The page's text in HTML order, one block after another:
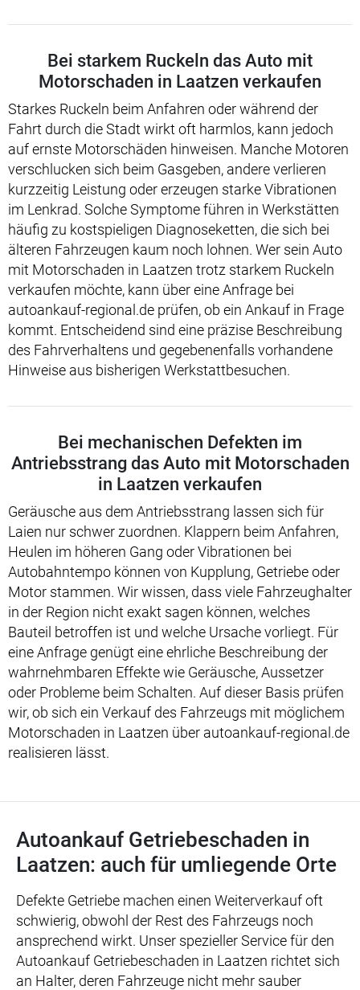
Bei starkem Ruckeln das Auto mit
Motorschaden in Laatzen verkaufen
Starkes Ruckeln beim Anfahren oder während der
Fahrt durch die Stadt wirkt oft harmlos, kann jedoch
auf ernste Motorschäden hinweisen. Manche Motoren
verschlucken sich beim Gasgeben, andere verlieren
kurzzeitig Leistung oder erzeugen starke Vibrationen
im Lenkrad. Solche Symptome führen in Werkstätten
häufig zu kostspieligen Diagnoseketten, die sich bei
älteren Fahrzeugen kaum noch lohnen. Wer sein Auto
mit Motorschaden in Laatzen trotz starkem Ruckeln
verkaufen möchte, kann über eine Anfrage bei
autoankauf-regional.de prüfen, ob ein Ankauf in Frage
kommt. Entscheidend sind eine präzise Beschreibung
des Fahrverhaltens und gegebenenfalls vorhandene
Hinweise aus bisherigen Werkstattbesuchen.
Bei mechanischen Defekten im
Antriebsstrang das Auto mit Motorschaden
in Laatzen verkaufen
Geräusche aus dem Antriebsstrang lassen sich für
Laien nur schwer zuordnen. Klappern beim Anfahren,
Heulen im höheren Gang oder Vibrationen bei
Autobahntempo können von Kupplung, Getriebe oder
Motor stammen. Wir wissen, dass viele Fahrzeughalter
in der Region nicht exakt sagen können, welches
Bauteil betroffen ist und welche Ursache vorliegt. Für
eine Anfrage genügt eine ehrliche Beschreibung der
wahrnehmbaren Effekte wie Geräusche, Aussetzer
oder Probleme beim Schalten. Auf dieser Basis prüfen
wir, ob sich ein Verkauf des Fahrzeugs mit möglichem
Motorschaden in Laatzen über autoankauf-regional.de
realisieren lässt.
Autoankauf Getriebeschaden in
Laatzen: auch für umliegende Orte
Defekte Getriebe machen einen Weiterverkauf oft
schwierig, obwohl der Rest des Fahrzeugs noch
ansprechend wirkt. Unser spezieller Service für den
Autoankauf Getriebeschaden in Laatzen richtet sich
an Halter, deren Fahrzeuge nicht mehr sauber